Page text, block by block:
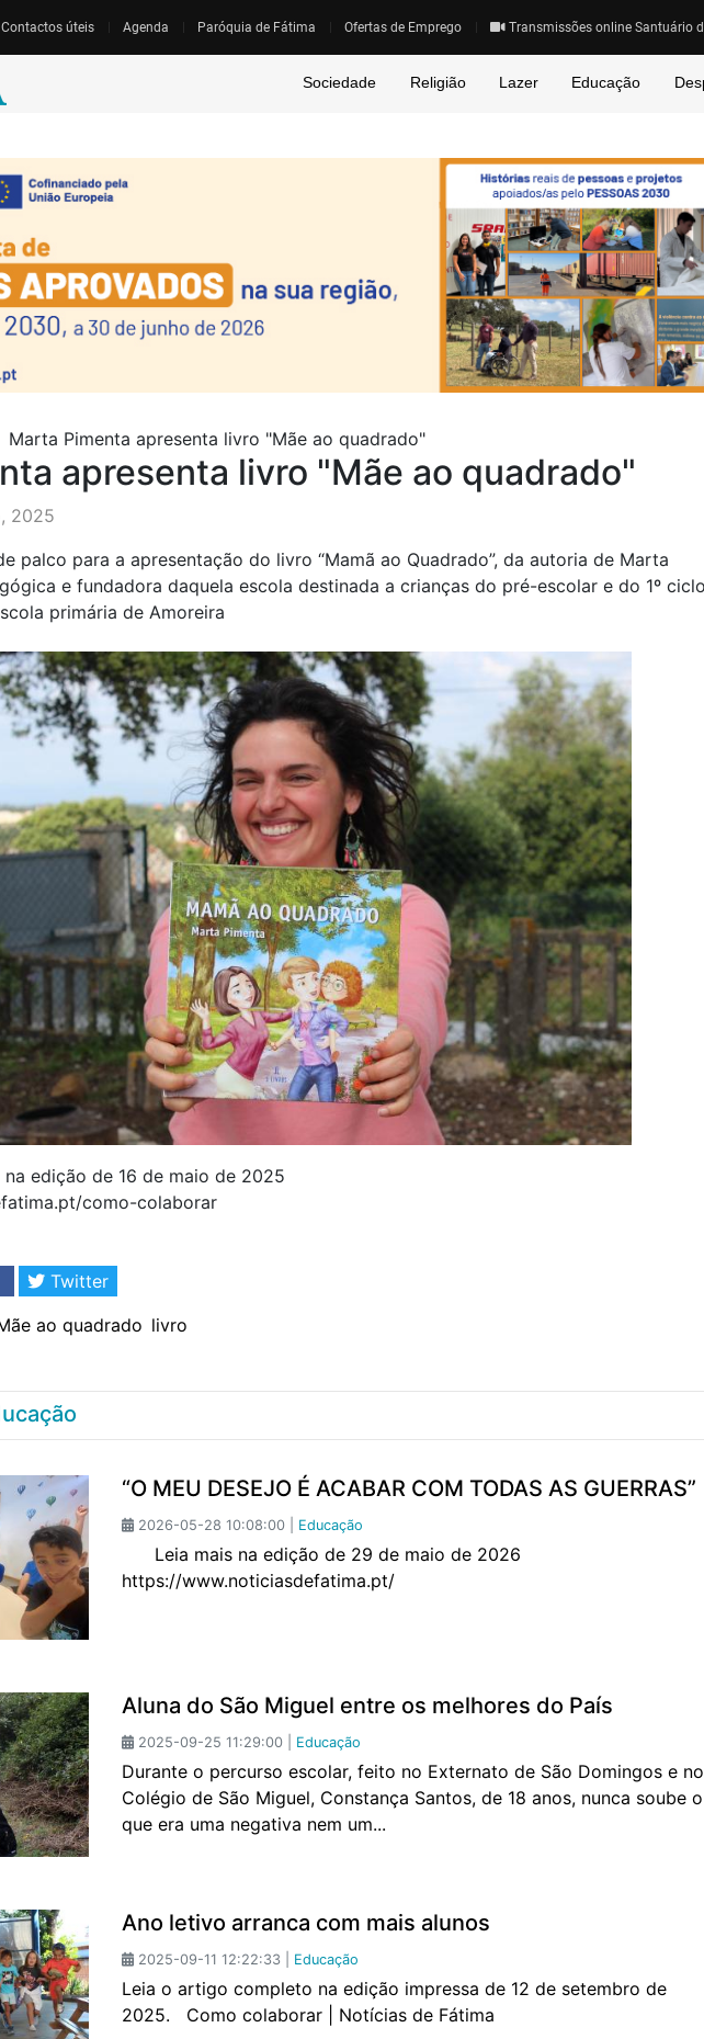
Contactos úteis Agenda Paróquia de Fátima Ofertas de Emprego Transmissões online Santuário
Sociedade Religião Lazer Educação
Marta Pimenta apresenta livro "Mãe ao quadrado"
apresenta livro "Mãe ao quadrado"
2025
palco para a apresentação do livro “Mamã ao Quadrado”, da autoria de Marta
e fundadora daquela escola destinada a crianças do pré-escolar e do 1º
primária de Amoreira
edição de 16 de maio de 2025
como-colaborar
Twitter
ao quadrado livro
“O MEU DESEJO É ACABAR COM TODAS AS GUERRAS”
2026-05-28 10:08:00 | Educação
Leia mais na edição de 29 de maio de 2026
https://www.noticiasdefatima.pt/
Aluna do São Miguel entre os melhores do País
2025-09-25 11:29:00 | Educação
Durante o percurso escolar, feito no Externato de São Domingos e no
Colégio de São Miguel, Constança Santos, de 18 anos, nunca soube o
que era uma negativa nem um...
Ano letivo arranca com mais alunos
2025-09-11 12:22:33 | Educação
Leia o artigo completo na edição impressa de 12 de setembro de
2025. Como colaborar | Notícias de Fátima